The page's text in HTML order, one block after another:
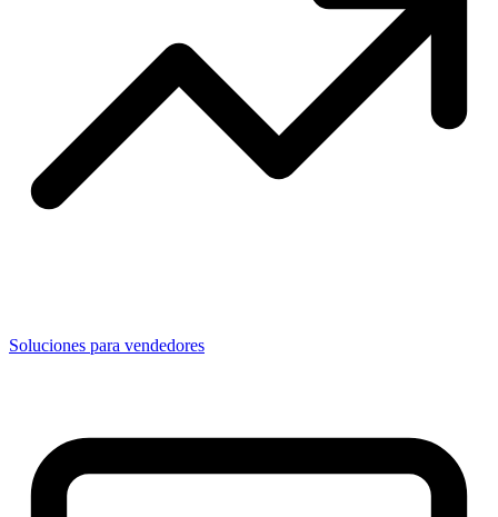
Soluciones para vendedores